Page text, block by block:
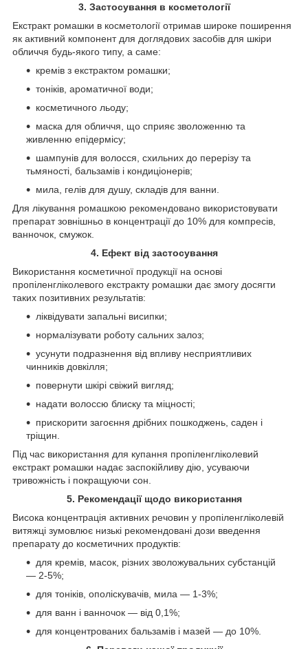
3. Застосування в косметології
Екстракт ромашки в косметології отримав широке поширення
як активний компонент для доглядових засобів для шкіри
обличчя будь-якого типу, а саме:
кремів з екстрактом ромашки;
тоніків, ароматичної води;
косметичного льоду;
маска для обличчя, що сприяє зволоженню та
живленню епідермісу;
шампунів для волосся, схильних до перерізу та
тьмяності, бальзамів і кондиціонерів;
мила, гелів для душу, складів для ванни.
Для лікування ромашкою рекомендовано використовувати
препарат зовнішньо в концентрації до 10% для компресів,
ванночок, смужок.
4. Ефект від застосування
Використання косметичної продукції на основі
пропіленгліколевого екстракту ромашки дає змогу досягти
таких позитивних результатів:
ліквідувати запальні висипки;
нормалізувати роботу сальних залоз;
усунути подразнення від впливу несприятливих
чинників довкілля;
повернути шкірі свіжий вигляд;
надати волоссю блиску та міцності;
прискорити загоєння дрібних пошкоджень, саден і
тріщин.
Під час використання для купання пропіленгліколевий
екстракт ромашки надає заспокійливу дію, усуваючи
тривожність і покращуючи сон.
5. Рекомендації щодо використання
Висока концентрація активних речовин у пропіленгліколевій
витяжці зумовлює низькі рекомендовані дози введення
препарату до косметичних продуктів:
для кремів, масок, різних зволожувальних субстанцій
— 2-5%;
для тоніків, ополіскувачів, мила — 1-3%;
для ванн і ванночок — від 0,1%;
для концентрованих бальзамів і мазей — до 10%.